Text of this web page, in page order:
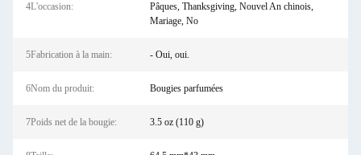
4L'occasion:
Pâques, Thanksgiving, Nouvel An chinois,
Mariage, No
5Fabrication à la main: - Oui, oui.
6Nom du produit: Bougies parfumées
7Poids net de la bougie: 3.5 oz (110 g)